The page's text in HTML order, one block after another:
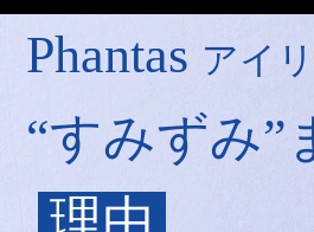
Phantas アイ
“すみずみ”